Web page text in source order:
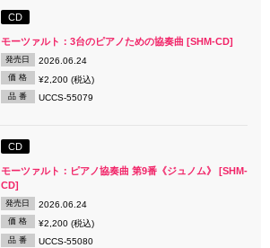
CD
モーツァルト：3台のピアノための協奏曲 [SHM-CD]
発売日 2026.06.24
価 格 ¥2,200 (税込)
品 番 UCCS-55079
CD
モーツァルト：ピアノ協奏曲 第9番《ジュノム》 [SHM-
CD]
発売日 2026.06.24
価 格 ¥2,200 (税込)
品 番 UCCS-55080